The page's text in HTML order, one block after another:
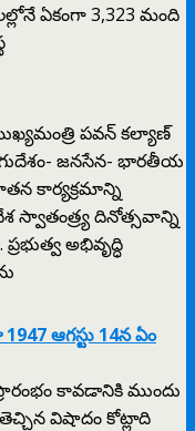
ఏకంగా 3,323 మంది
పవన్ కల్యాణ్
జనసేన- భారతీయ
కార్యక్రమాన్ని
స్వాతంత్ర్య దినోత్సవాన్ని
అభివృద్ధి
ఆగస్టు 14న ఏం
కావడానికి ముందు
తెచ్చిన విషాదం కోట్లాది